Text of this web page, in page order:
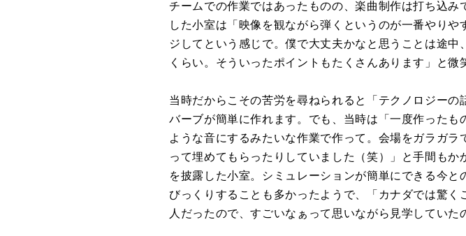
チームでの作業ではあったものの、楽曲制作は打ち込
した小室は「映像を観ながら弾くというのが一番やり
ジしてという感じで。僕で大丈夫かなと思うことは途
くらい。そういったポイントもたくさんあります」と微
当時だからこその苦労を尋ねられると「テクノロジー
バーブが簡単に作れます。でも、当時は「一度作った
ような音にするみたいな作業で作って。会場をガラガ
って埋めてもらったりしていました（笑）」と手間も
を披露した小室。シミュレーションが簡単にできる今
びっくりすることも多かったようで、「カナダでは驚
人だったので、すごいなぁって思いながら見学していた